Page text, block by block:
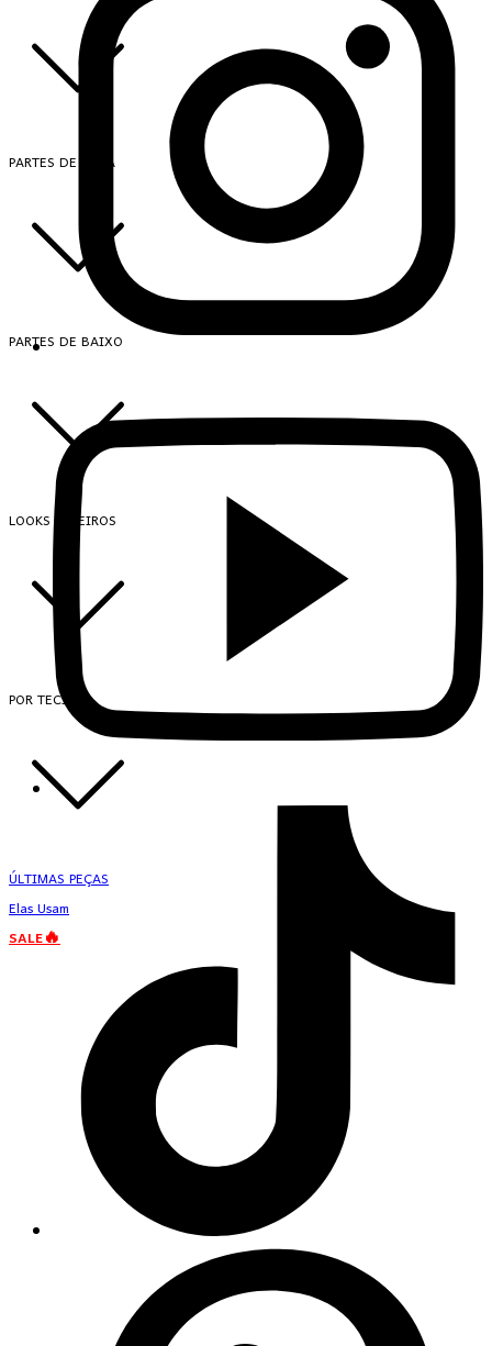
PARTES DE CIMA
PARTES DE BAIXO
LOOKS INTEIROS
POR TECIDO
ÚLTIMAS PEÇAS
Elas Usam
SALE🔥